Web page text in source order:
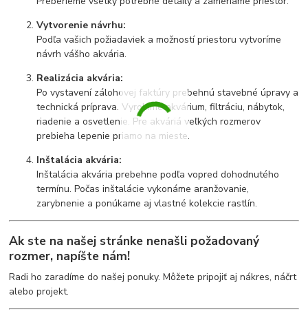
Vytvorenie návrhu:
Podľa vašich požiadaviek a možností priestoru vytvoríme
návrh vášho akvária.
Realizácia akvária:
Po vystavení zálohovej faktúry prebehnú stavebné úpravy a
technická príprava. Vyrobíme akvárium, filtráciu, nábytok,
riadenie a osvetlenie. Pre akváriá veľkých rozmerov
prebieha lepenie priamo na mieste.
Inštalácia akvária:
Inštalácia akvária prebehne podľa vopred dohodnutého
termínu. Počas inštalácie vykonáme aranžovanie,
zarybnenie a ponúkame aj vlastné kolekcie rastlín.
Ak ste na našej stránke nenašli požadovaný
rozmer, napíšte nám!
Radi ho zaradíme do našej ponuky. Môžete pripojiť aj nákres, náčrt
alebo projekt.